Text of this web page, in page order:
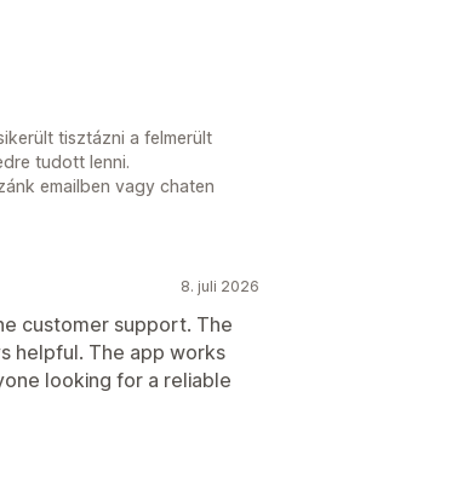
tisztázni a felmerült
tudott lenni.
emailben vagy chaten
8. juli 2026
customer support. The
helpful. The app works
looking for a reliable